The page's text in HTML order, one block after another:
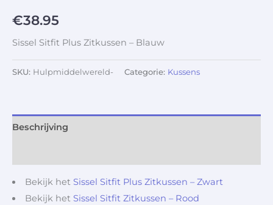
€38.95
Sissel Sitfit Plus Zitkussen – Blauw
SKU: Hulpmiddelwereld- Categorie: Kussens
Beschrijving
Bekijk het Sissel Sitfit Plus Zitkussen – Zwart
Bekijk het Sissel Sitfit Zitkussen – Rood